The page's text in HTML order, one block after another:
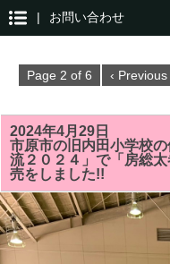
| お問い合わせ
Page 2 of 6 ‹ Previous
2024年4月29日
市原市の旧内田小学校
流２０２４」で「房総
売をしました!!